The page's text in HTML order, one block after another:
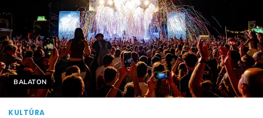
Helyszín címkék:
BALATON
KULTÚRA